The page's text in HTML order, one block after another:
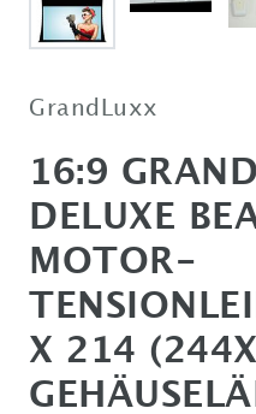
GrandLuxx
16:9
DELUXE
MOTOR-
X 214